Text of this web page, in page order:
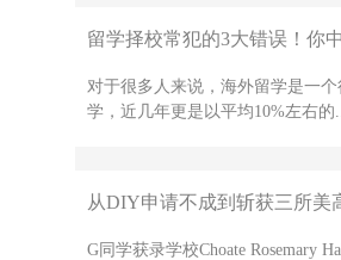
留学择校常犯的3大错误！你
对于很多人来说，海外留学是一
学，近几年更是以平均10%左右的
从DIY申请不成到斩获三所美
G同学获录学校Choate Rosemary